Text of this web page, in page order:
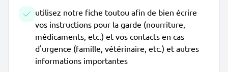
utilisez notre fiche toutou afin de bien écrire
vos instructions pour la garde (nourriture,
médicaments, etc.) et vos contacts en cas
d'urgence (famille, vétérinaire, etc.) et autres
informations importantes